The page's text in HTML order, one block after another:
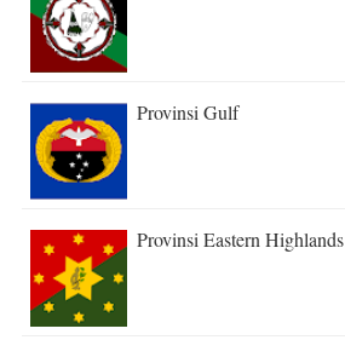
Provinsi Gulf
Provinsi Eastern Highlands